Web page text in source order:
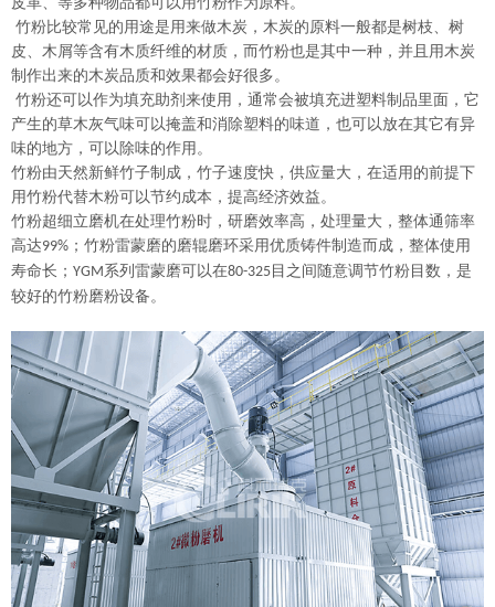
竹粉比较常见的用途是用来做木炭，木炭的原料一般都是树枝、树
皮、木屑等含有木质纤维的材质，而竹粉也是其中一种，并且用木炭
制作出来的木炭品质和效果都会好很多。
竹粉还可以作为填充助剂来使用，通常会被填充进塑料制品里面，它
产生的草木灰气味可以掩盖和消除塑料的味道，也可以放在其它有异
味的地方，可以除味的作用。
竹粉由天然新鲜竹子制成，竹子速度快，供应量大，在适用的前提下
用竹粉代替木粉可以节约成本，提高经济效益。
竹粉超细立磨机在处理竹粉时，研磨效率高，处理量大，整体通筛率
高达99% ； 竹粉雷蒙磨的磨辊磨环采用优质铸件制造而成，整体使用
寿命长； YGM 系列 雷蒙磨可以在80-325 目之间随意调节竹粉 目数，是
较好的竹粉磨粉设备。